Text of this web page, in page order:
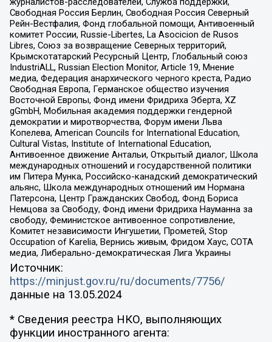
Свободная Россия Берлин, Свободная Россия Северный
Рейн-Вестфалия, Фонд глобальной помощи, Антивоенный
комитет России, Russie-Libertes, La Asocicion de Rusos
Libres, Союз за возвращение Северных территорий,
Крымскотатарский Ресурсный Центр, Глобальный союз
IndustriALL, Russian Election Monitor, Article 19, Мнение
медиа, Федерация анархического черного креста, Радио
Свободная Европа, Германское общество изучения
Восточной Европы, Фонд имени Фридриха Эберта, XZ
gGmbH, Мобильная академия поддержки гендерной
демократии и миротворчества, Форум имени Льва
Копелева, American Councils for International Education,
Cultural Vistas, Institute of International Education,
Антивоенное движение Антальи, Открытый диалог, Школа
международных отношений и государственной политики
им Питера Мунка, Российско-канадский демократический
альянс, Школа международных отношений им Нормана
Патерсона, Центр Гражданских Свобод, Фонд Бориса
Немцова за Свободу, Фонд имени Фридриха Науманна за
свободу, Феминистское антивоенное сопротивление,
Комитет независимости Ингушетии, Прометей, Stop
Occupation of Karelia, Вернись живым, Фридом Хаус, СОТА
медиа, Либерально-демократическая Лига Украины
Источник:
https://minjust.gov.ru/ru/documents/7756/
данные на 13.05.2024
* Сведения реестра НКО, выполняющих
функции иностранного агента: